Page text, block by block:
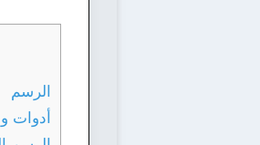
الرسم
أدوات